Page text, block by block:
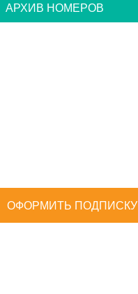
АРХИВ НОМЕРОВ
ОФОРМИТЬ ПОДПИСКУ